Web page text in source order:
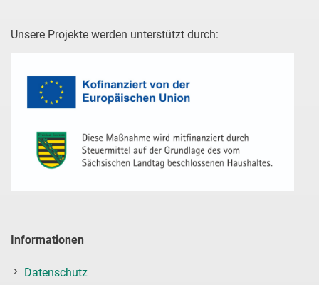
Unsere Projekte werden unterstützt durch:
Informationen
Datenschutz